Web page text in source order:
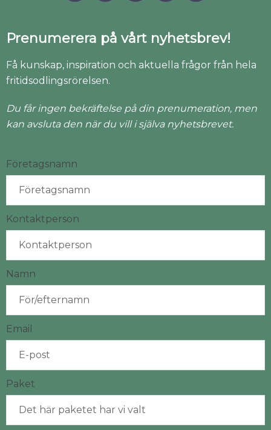
Prenumerera på vårt nyhetsbrev!
Få kunskap, inspiration och aktuella frågor från hela
fritidsodlingsrörelsen.
Du får ingen bekräftelse på din prenumeration, men
kan avsluta den när du vill i själva nyhetsbrevet.
Företagsnamn
Kontaktperson
Namn
Email
Paket